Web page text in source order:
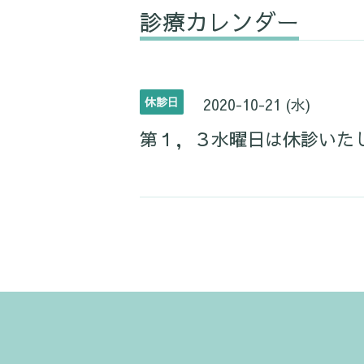
診療カレンダー
休診日 2020-10-21 (水)
第１，３水曜日は休診いた